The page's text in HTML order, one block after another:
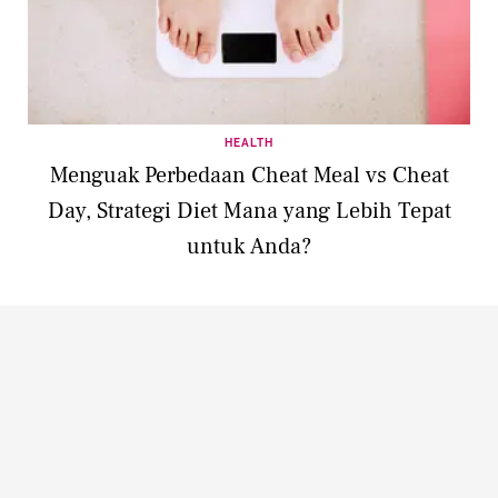
HEALTH
Menguak Perbedaan Cheat Meal vs Cheat
Day, Strategi Diet Mana yang Lebih Tepat
untuk Anda?